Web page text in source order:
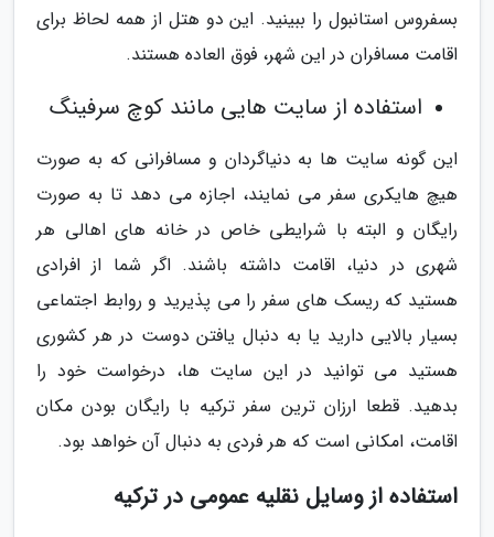
بسفروس استانبول را ببینید. این دو هتل از همه لحاظ برای
اقامت مسافران در این شهر، فوق العاده هستند.
استفاده از سایت هایی مانند کوچ سرفینگ
این گونه سایت ها به دنیاگردان و مسافرانی که به صورت
هیچ هایکری سفر می نمایند، اجازه می دهد تا به صورت
رایگان و البته با شرایطی خاص در خانه های اهالی هر
شهری در دنیا، اقامت داشته باشند. اگر شما از افرادی
هستید که ریسک های سفر را می پذیرید و روابط اجتماعی
بسیار بالایی دارید یا به دنبال یافتن دوست در هر کشوری
هستید می توانید در این سایت ها، درخواست خود را
بدهید. قطعا ارزان ترین سفر ترکیه با رایگان بودن مکان
اقامت، امکانی است که هر فردی به دنبال آن خواهد بود.
استفاده از وسایل نقلیه عمومی در ترکیه